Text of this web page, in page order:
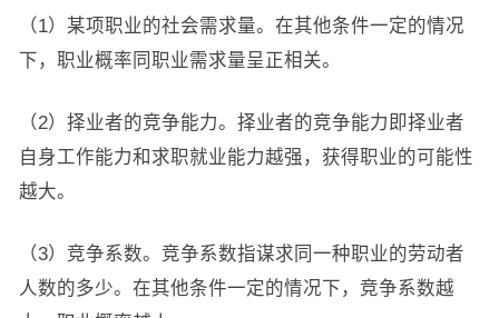
（1）某项职业的社会需求量。在其他条件一定的情况
下，职业概率同职业需求量呈正相关。
（2）择业者的竞争能力。择业者的竞争能力即择业者
自身工作能力和求职就业能力越强，获得职业的可能性
越大。
（3）竞争系数。竞争系数指谋求同一种职业的劳动者
人数的多少。在其他条件一定的情况下，竞争系数越